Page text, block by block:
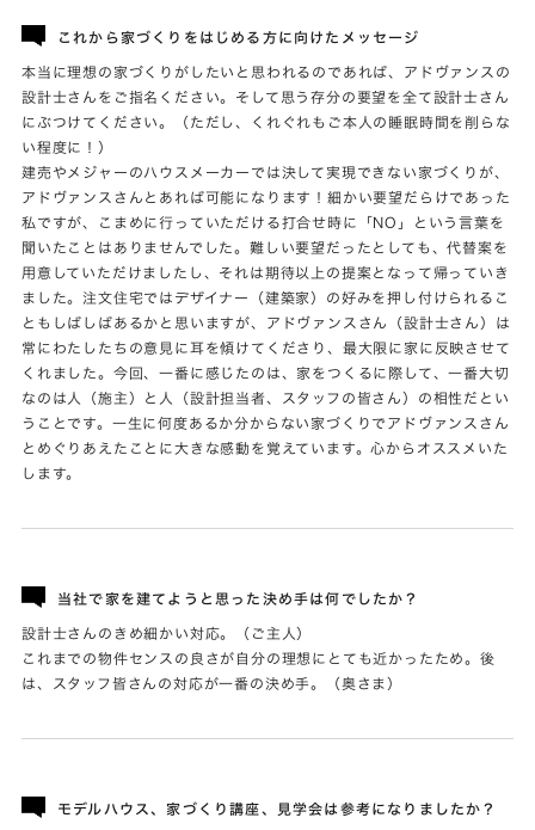
これから家づくりをはじめる方に向けたメッセージ
本当に理想の家づくりがしたいと思われるのであれば、アドヴァンスの
設計士さんをご指名ください。そして思う存分の要望を全て設計士さん
にぶつけてください。（ただし、くれぐれもご本人の睡眠時間を削らな
い程度に！）
建売やメジャーのハウスメーカーでは決して実現できない家づくりが、
アドヴァンスさんとあれば可能になります！細かい要望だらけであった
私ですが、こまめに行っていただける打合せ時に「NO」という言葉を
聞いたことはありませんでした。難しい要望だったとしても、代替案を
用意していただけましたし、それは期待以上の提案となって帰っていき
ました。注文住宅ではデザイナー（建築家）の好みを押し付けられるこ
ともしばしばあるかと思いますが、アドヴァンスさん（設計士さん）は
常にわたしたちの意見に耳を傾けてくださり、最大限に家に反映させて
くれました。今回、一番に感じたのは、家をつくるに際して、一番大切
なのは人（施主）と人（設計担当者、スタッフの皆さん）の相性だとい
うことです。一生に何度あるか分からない家づくりでアドヴァンスさん
とめぐりあえたことに大きな感動を覚えています。心からオススメいた
します。
当社で家を建てようと思った決め手は何でしたか？
設計士さんのきめ細かい対応。（ご主人）
これまでの物件センスの良さが自分の理想にとても近かったため。後
は、スタッフ皆さんの対応が一番の決め手。（奥さま）
モデルハウス、家づくり講座、見学会は参考になりましたか？